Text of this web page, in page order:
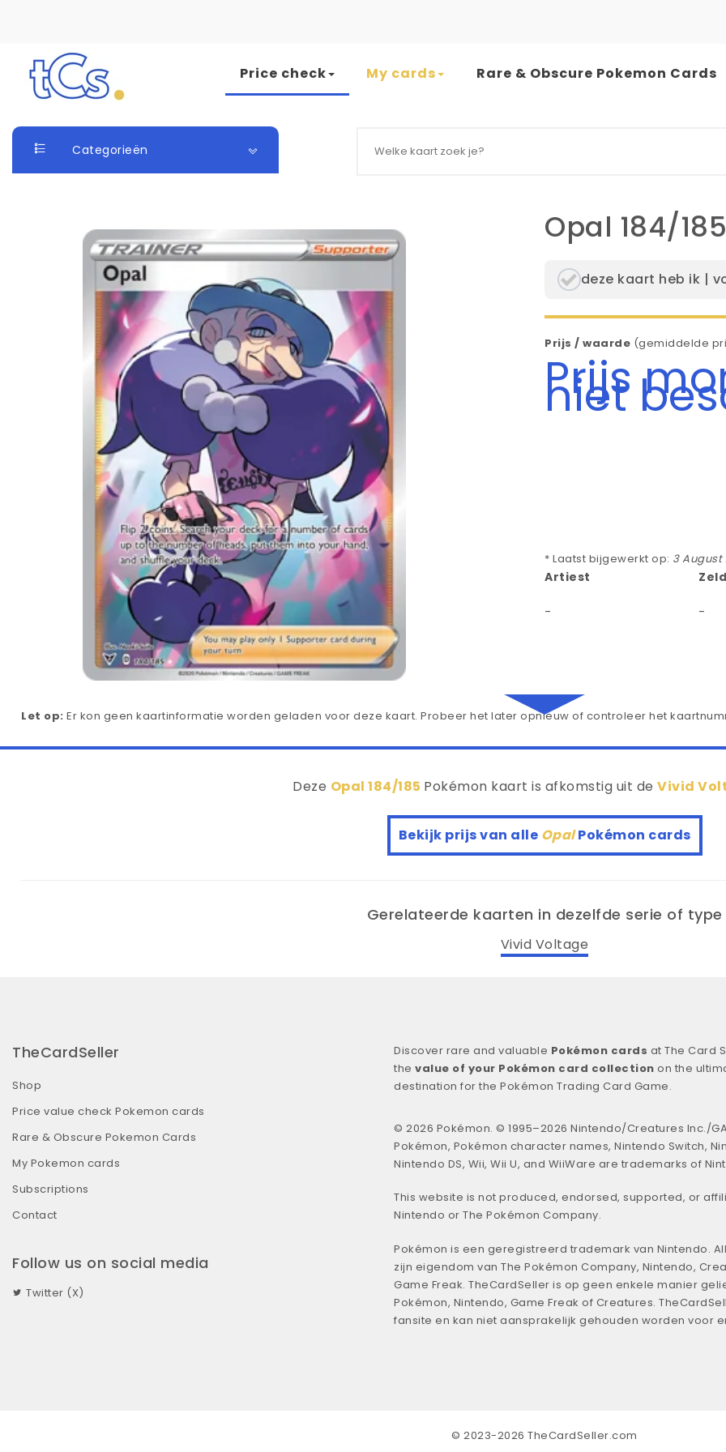
Skip to content
Price check My cards Rare & Obscure Pokemon Cards
Categorieën
Opal 184/185
deze kaart heb ik |
Prijs / waarde (gemiddelde
Prijs
niet
* Laatst bijgewerkt op: 3 August
Artiest
- -
Let op: Er kon geen kaartinformatie worden geladen voor deze kaart. Probeer het later opnieuw of controleer het
Deze Opal 184/185 Pokémon kaart is afkomstig uit deVivid
Bekijk prijs van alle OpalPokémon cards
Gerelateerde kaarten in dezelfde serie of type
Vivid Voltage
TheCardSeller
Shop
Price value check Pokemon cards
Rare & Obscure Pokemon Cards
My Pokemon cards
Subscriptions
Contact
Follow us on social media
Twitter (X)
Discover rare and valuable Pokémon cards at The Card
the value of your Pokémon card collection on the
destination for the Pokémon Trading Card Game.
© 2026 Pokémon. © 1995–2026 Nintendo/Creatures Inc./
Pokémon, Pokémon character names, Nintendo Switch,
Nintendo DS, Wii, Wii U, and WiiWare are trademarks of
This website is not produced, endorsed, supported, or
Nintendo or The Pokémon Company.
Pokémon is een geregistreerd trademark van Nintendo.
zijn eigendom van The Pokémon Company, Nintendo,
Game Freak. TheCardSeller is op geen enkele manier
Pokémon, Nintendo, Game Freak of Creatures.
fansite en kan niet aansprakelijk gehouden worden voor
© 2023-2026 TheCardSeller.com